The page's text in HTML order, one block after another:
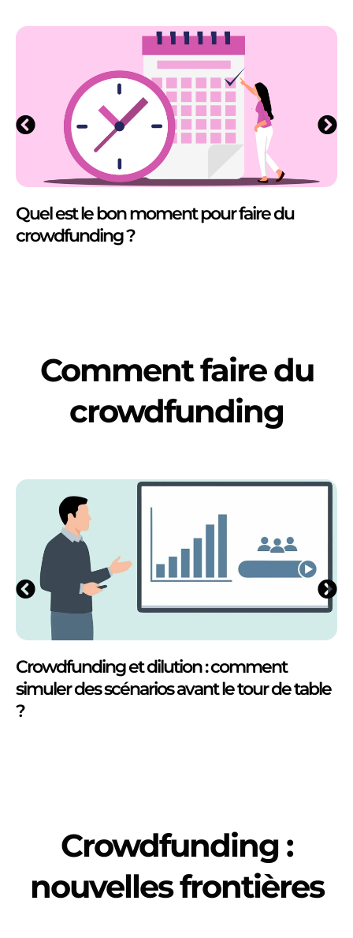
Quel est le bon moment pour faire du
crowdfunding ?
Comment faire du
crowdfunding
Crowdfunding et dilution : comment
simuler des scénarios avant le tour de table
?
Crowdfunding :
nouvelles frontières